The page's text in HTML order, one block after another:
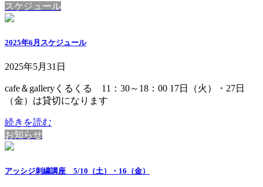
スケジュール
2025年6月スケジュール
2025年5月31日
cafe＆galleryくるくる 11：30～18：00 17日（火）・27日
（金）は貸切になります
続きを読む
お知らせ
アッシジ刺繍講座 5/10（土）・16（金）